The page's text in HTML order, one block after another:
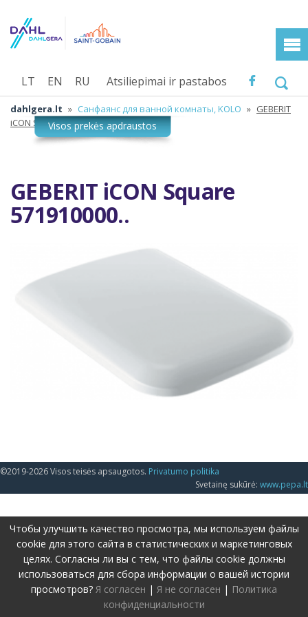
Atsiliepimai ir pastabos
LT EN RU
dahlgera.lt » Санфаянс для ванной комнаты, KOLO » GEBERIT
iCON Square 571910000..
GEBERIT iCON Square
571910000..
©2019-2026 Visos teisės apsaugotos. Privatumo politika
Svetainę sukūrė: www.pepa.lt
Чтобы улучшить качество просмотра, мы используем файлы
cookie для этого сайта в статистических и маркетинговых
целях. Согласны ли вы с тем, что файлы cookie должны
использоваться для сбора информации о вашей истории
просмотров? Я согласен | Я не согласен | Политика
конфиденциальности